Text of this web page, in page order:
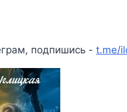
подпишись - t.me/